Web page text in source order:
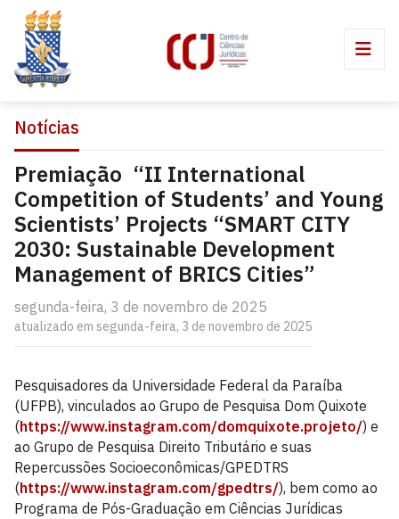
Notícias
Premiação “II International
Competition of Students’ and Young
Scientists’ Projects “SMART CITY
2030: Sustainable Development
Management of BRICS Cities”
segunda-feira, 3 de novembro de 2025
atualizado em segunda-feira, 3 de novembro de 2025
Pesquisadores da Universidade Federal da Paraíba
(UFPB), vinculados ao Grupo de Pesquisa Dom Quixote
(https://www.instagram.com/domquixote.projeto/) e
ao Grupo de Pesquisa Direito Tributário e suas
Repercussões Socioeconômicas/GPEDTRS
(https://www.instagram.com/gpedtrs/), bem como ao
Programa de Pós-Graduação em Ciências Jurídicas